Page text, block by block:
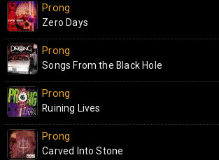
Prong
Zero Days
Prong
Songs From the Black Hole
Prong
Ruining Lives
Prong
Carved Into Stone